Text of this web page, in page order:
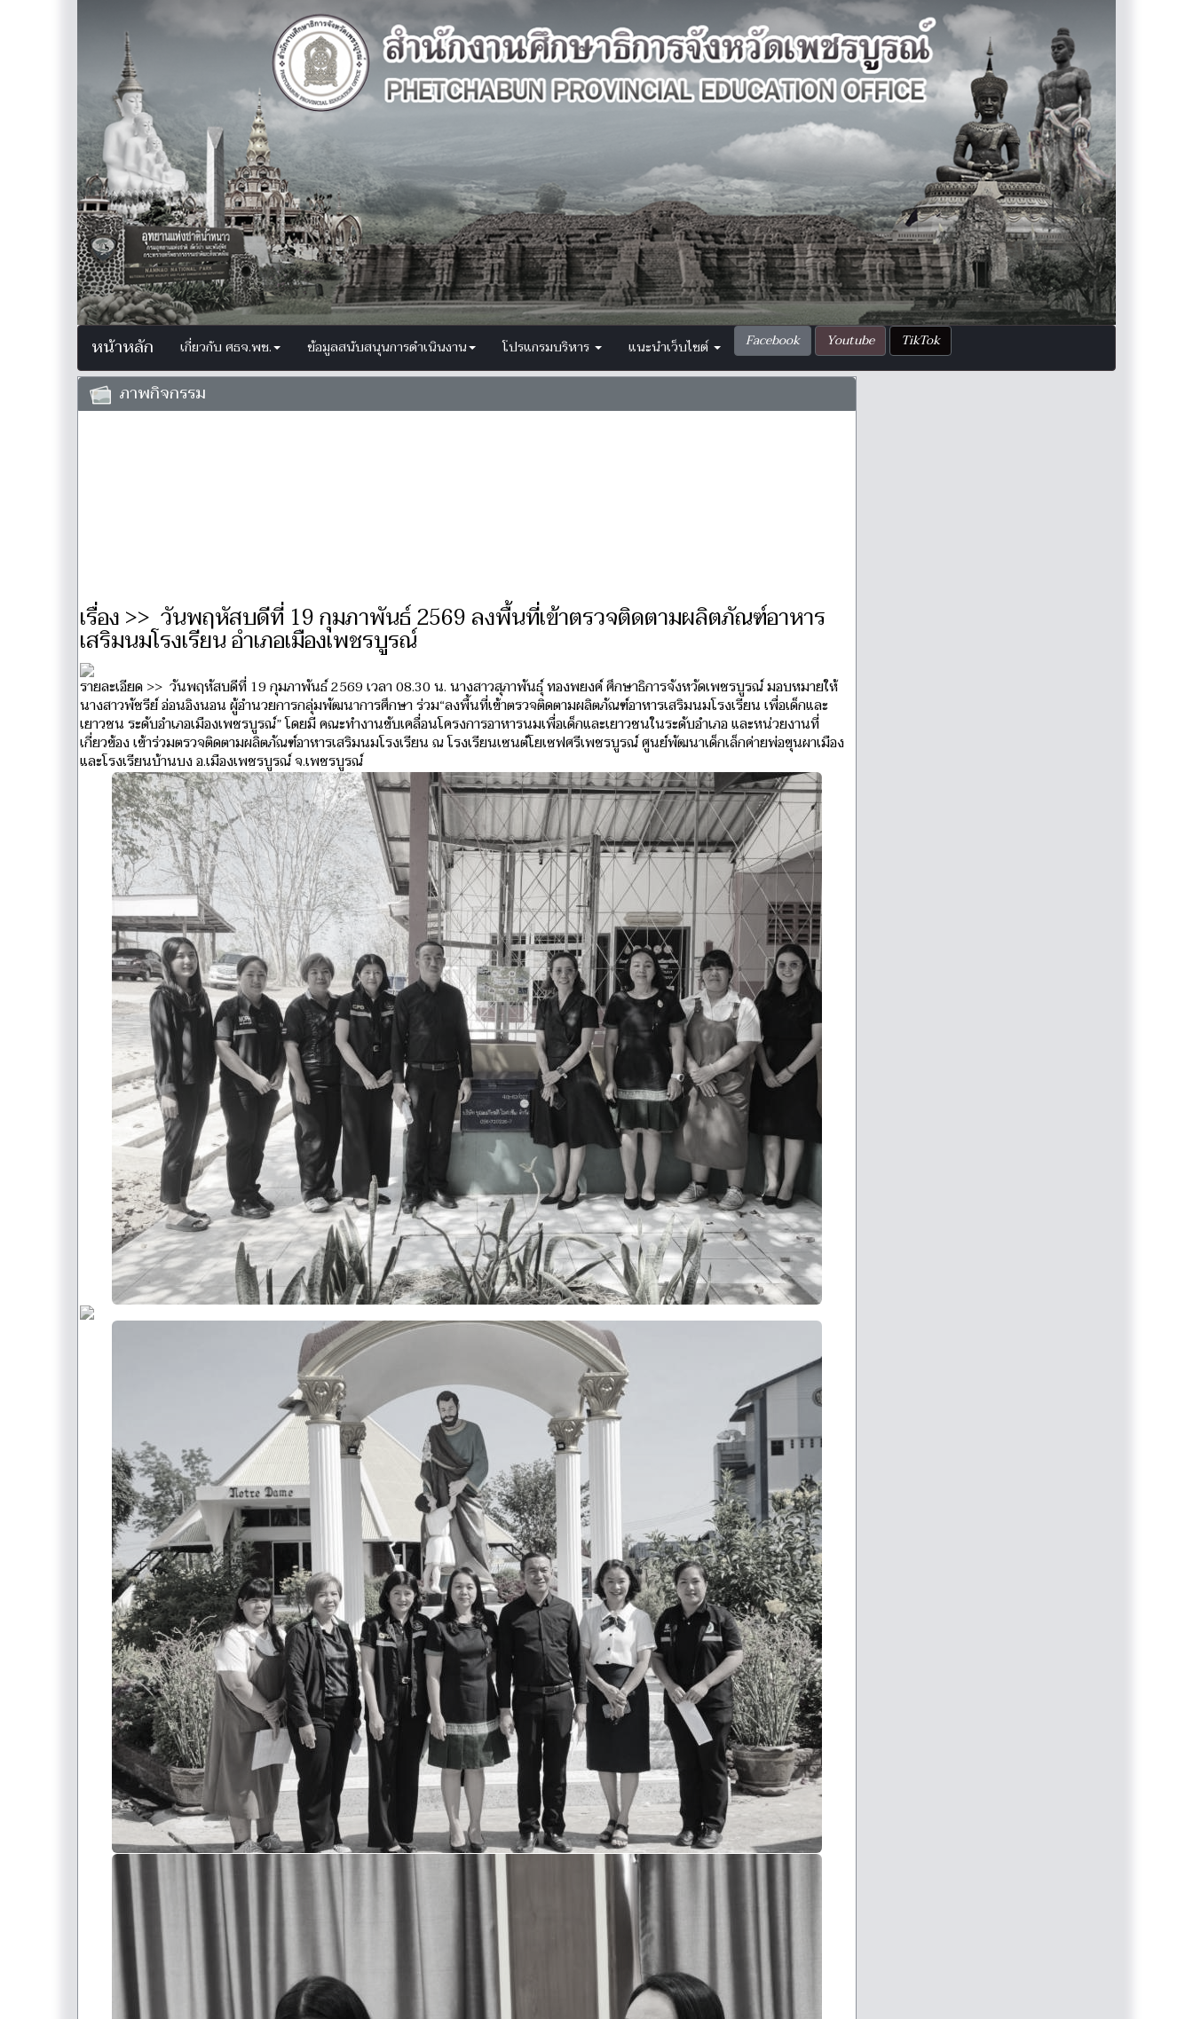
หน้าหลัก เกี่ยวกับ ศธจ.พช. ข้อมูลสนับสนุนการดำเนินงาน โปรแกรมบริหาร แนะนำเว็บไซต์ Facebook Youtube TikTok
ภาพกิจกรรม
เรื่อง >> วันพฤหัสบดีที่ 19 กุมภาพันธ์ 2569 ลงพื้นที่เข้าตรวจติดตามผลิตภัณฑ์อาหาร
เสริมนมโรงเรียน อำเภอเมืองเพชรบูรณ์
รายละเอียด >> วันพฤหัสบดีที่ 19 กุมภาพันธ์ 2569 เวลา 08.30 น. นางสาวสุภาพันธุ์ ทองพยงค์ ศึกษาธิการจังหวัดเพชรบูรณ์ มอบหมายให้
นางสาวพัชรีย์ อ่อนอิงนอน ผู้อำนวยการกลุ่มพัฒนาการศึกษา ร่วม“ลงพื้นที่เข้าตรวจติดตามผลิตภัณฑ์อาหารเสริมนมโรงเรียน เพื่อเด็กและ
เยาวชน ระดับอำเภอเมืองเพชรบูรณ์” โดยมี คณะทำงานขับเคลื่อนโครงการอาหารนมเพื่อเด็กและเยาวชนในระดับอำเภอ และหน่วยงานที่
เกี่ยวข้อง เข้าร่วมตรวจติดตามผลิตภัณฑ์อาหารเสริมนมโรงเรียน ณ โรงเรียนเซนต์โยเซฟศรีเพชรบูรณ์ ศูนย์พัฒนาเด็กเล็กค่ายพ่อขุนผาเมือง
และโรงเรียนบ้านบง อ.เมืองเพชรบูรณ์ จ.เพชรบูรณ์